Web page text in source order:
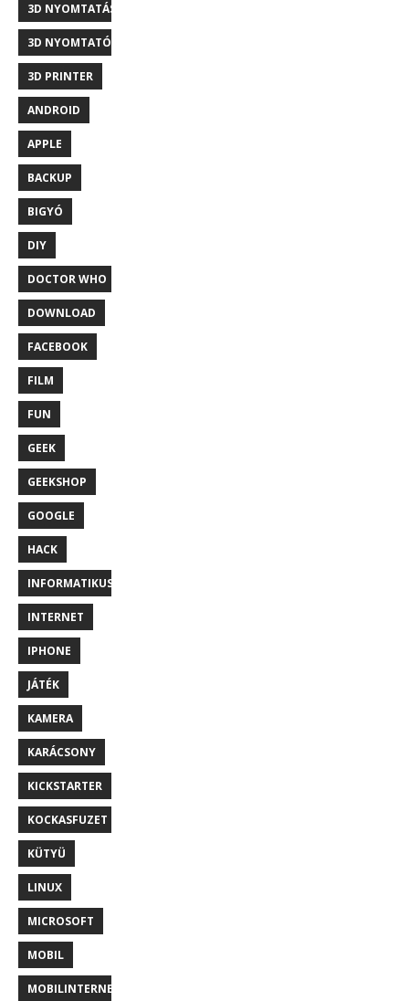
3D NYOMTATÁS
3D NYOMTATÓ
3D PRINTER
ANDROID
APPLE
BACKUP
BIGYÓ
DIY
DOCTOR WHO
DOWNLOAD
FACEBOOK
FILM
FUN
GEEK
GEEKSHOP
GOOGLE
HACK
INFORMATIKUS
INTERNET
IPHONE
JÁTÉK
KAMERA
KARÁCSONY
KICKSTARTER
KOCKASFUZET
KÜTYÜ
LINUX
MICROSOFT
MOBIL
MOBILINTERNET